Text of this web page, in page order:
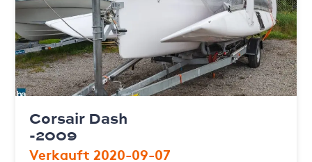
Corsair Dash
-2009
Verkauft 2020-09-07